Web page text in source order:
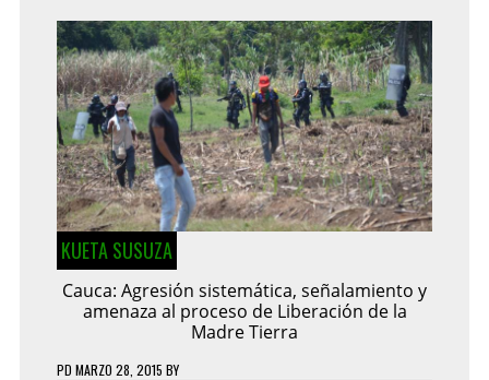
KUETA SUSUZA
Cauca: Agresión sistemática, señalamiento y
amenaza al proceso de Liberación de la
Madre Tierra
PD MARZO 28, 2015 BY